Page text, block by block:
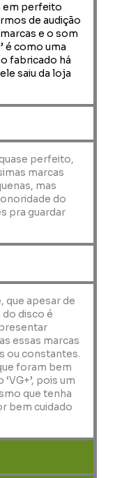
em perfeito
de audição
e o som
é como uma
fabricado há
saiu da loja
quase perfeito,
marcas
mas
do
pra guardar
que apesar de
disco é
essas marcas
ou constantes.
foram bem
pois um
que tenha
bem cuidado